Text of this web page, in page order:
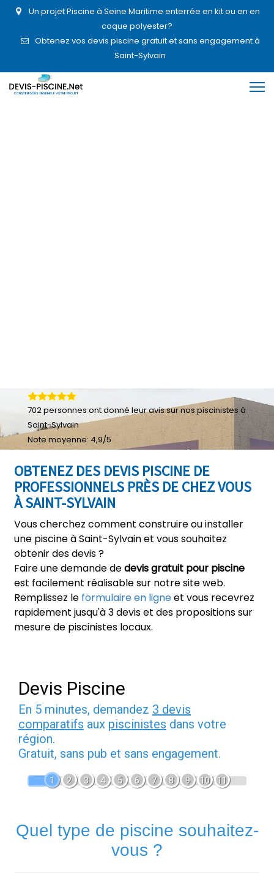
Un projet Piscine à Seine Maritime enterrée en kit ou en en
coque polyester?
Obtenez vos devis piscine gratuit et sans engagement à
Saint-Sylvain
OBTENEZ DES DEVIS PISCINE DE
PROFESSIONNELS PRÈS DE CHEZ VOUS
À SAINT-SYLVAIN
Vous cherchez comment construire ou installer
une piscine à Saint-Sylvain et vous souhaitez
obtenir des devis ?
Faire une demande dedevis gratuit pour piscine
est facilement réalisable sur notre site web.
Remplissez le formulaire en ligneet vous recevrez
rapidement jusqu'à 3 devis et des propositions sur
mesure de piscinistes locaux.
702personnes ont donné leuravis sur nos piscinistes à
Saint-Sylvain
Note moyenne: 4,9/5
Devis Piscine
En 5 minutes, demandez 3 devis
comparatifs aux piscinistes dans votre
région.
Gratuit, sans pub et sans engagement.
1 2 3 4 5 6 7 8 9 10 11
Quel type de piscine souhaitez-
vous ?